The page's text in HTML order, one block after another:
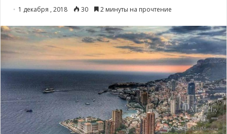
1 декабря , 2018 30 2 минуты на прочтение